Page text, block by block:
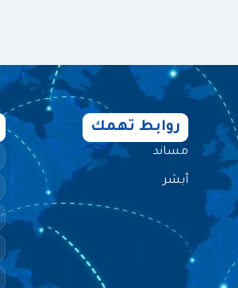
روابط تهمك
مساند
أبشر